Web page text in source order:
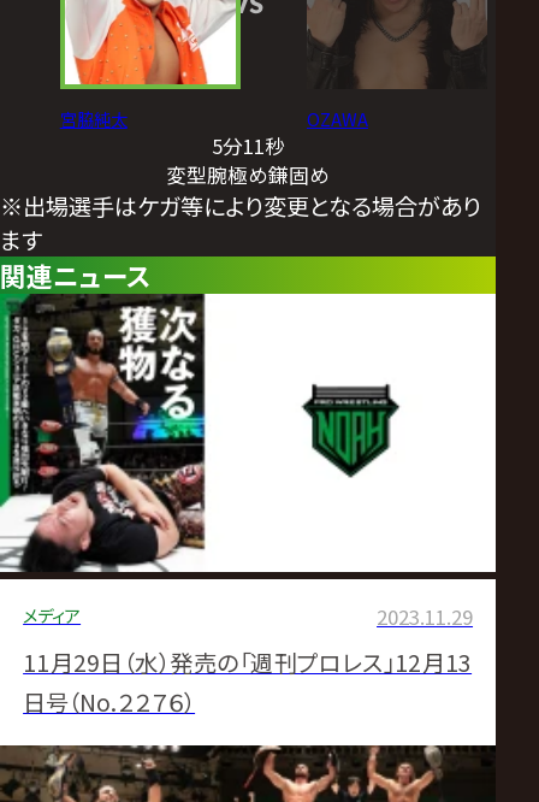
宮脇純太 OZAWA
5分11秒
変型腕極め鎌固め
※出場選手はケガ等により変更となる場合があり
ます
関連ニュース
メディア 2023.11.29
11月29日（水）発売の「週刊プロレス」12月13
日号（No.２２７６）